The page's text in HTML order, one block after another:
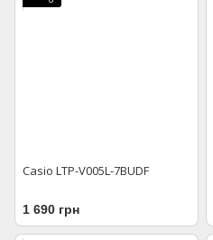
Casio LTP-V005L-7BUDF
1 690 грн